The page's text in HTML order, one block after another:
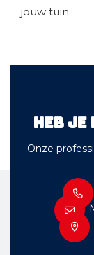
jouw tuin.
Heb
Onze